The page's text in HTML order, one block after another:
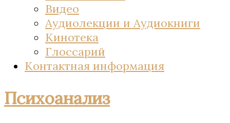
Видео
Аудиолекции и Аудиокниги
Кинотека
Глоссарий
Контактная информация
Психоанализ